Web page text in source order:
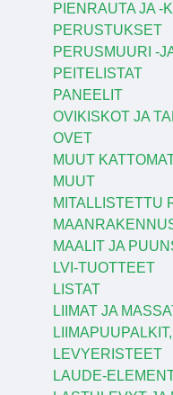
PIENRAUTA JA -
PERUSTUKSET
PERUSMUURI -
PEITELISTAT
PANEELIT
OVIKISKOT JA
OVET
MUUT
MUUT
MITALLISTETTU
MAALIT JA
LVI-TUOTTEET
LISTAT
LIIMAT JA
LEVYERISTEET
LAUDE-